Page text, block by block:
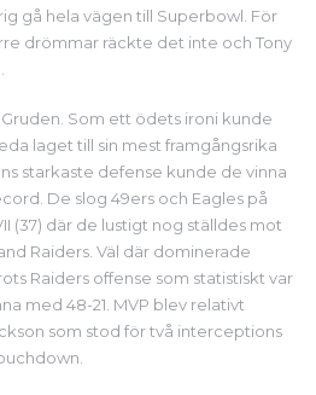
gå hela vägen till Superbowl. För
drömmar räckte det inte och Tony
Som ett ödets ironi kunde
laget till sin mest framgångsrika
starkaste defense kunde de vinna
De slog 49ers och Eagles på
(37) där de lustigt nog ställdes mot
Raiders. Väl där dominerade
Raiders offense som statistiskt var
med 48-21. MVP blev relativt
som stod för två interceptions